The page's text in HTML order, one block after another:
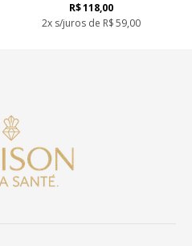
R$118,00
2x s/juros de R$59,00
opções
podem
ser
escolhidas
na